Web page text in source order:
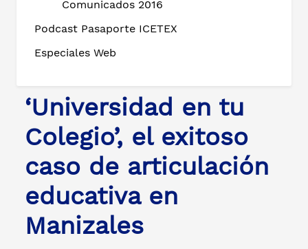
Comunicados 2016
Podcast Pasaporte ICETEX
Especiales Web
‘Universidad en tu
Colegio’, el exitoso
caso de articulación
educativa en
Manizales